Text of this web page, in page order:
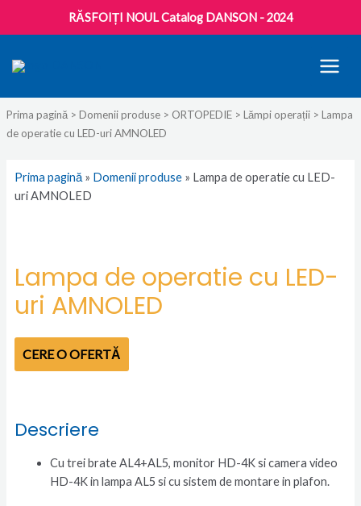
RĂSFOIȚI NOUL Catalog DANSON - 2024
Prima pagină> Domenii produse> ORTOPEDIE> Lămpi operații> Lampa
de operatie cu LED-uri AMNOLED
Prima pagină» Domenii produse» Lampa de operatie cu LED-
uri AMNOLED
Lampa de operatie cu LED-
uri AMNOLED
CERE O OFERTĂ
Descriere
Cu trei brate AL4+AL5, monitor HD-4K si camera video
HD-4K in lampa AL5 si cu sistem de montare in plafon.